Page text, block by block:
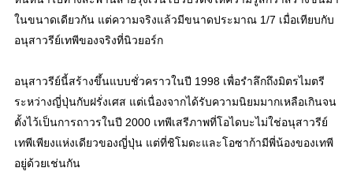
ในขนาดเดียวกัน แต่ความจริงแล้วมีขนาดประมาณ 1/7 เมื่อเทียบกับ
อนุสาวรีย์เทพีของจริงที่นิวยอร์ก
อนุสาวรีย์นี้สร้างขึ้นแบบชั่วคราวในปี 1998 เพื่อรำลึกถึงมิตรไมตรี
ระหว่างญี่ปุ่นกับฝรั่งเศส แต่เนื่องจากได้รับความนิยมมากเหลือเกินจน
ตั้งไว้เป็นการถาวรในปี 2000 เทพีเสรีภาพที่โอไดบะไม่ใช่อนุสาวรีย์
เทพีเพียงแห่งเดียวของญี่ปุ่น แต่ที่ชิโมดะและโอซาก้ามีพี่น้องของเทพี
อยู่ด้วยเช่นกัน